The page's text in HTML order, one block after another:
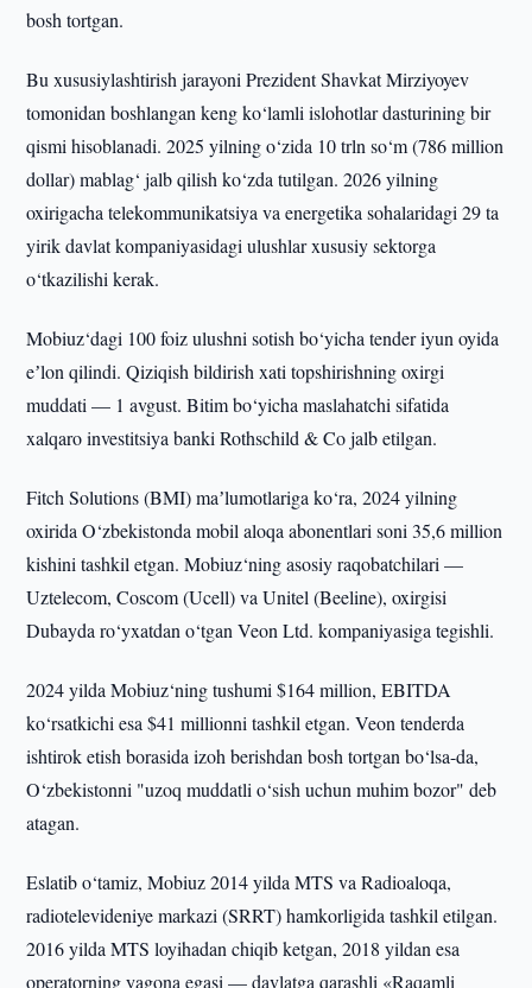
bosh tortgan.
Bu xususiylashtirish jarayoni Prezident Shavkat Mirziyoyev
tomonidan boshlangan keng ko‘lamli islohotlar dasturining bir
qismi hisoblanadi. 2025 yilning o‘zida 10 trln so‘m (786 million
dollar) mablag‘ jalb qilish ko‘zda tutilgan. 2026 yilning
oxirigacha telekommunikatsiya va energetika sohalaridagi 29 ta
yirik davlat kompaniyasidagi ulushlar xususiy sektorga
o‘tkazilishi kerak.
Mobiuz‘dagi 100 foiz ulushni sotish bo‘yicha tender iyun oyida
eʼlon qilindi. Qiziqish bildirish xati topshirishning oxirgi
muddati — 1 avgust. Bitim bo‘yicha maslahatchi sifatida
xalqaro investitsiya banki Rothschild & Co jalb etilgan.
Fitch Solutions (BMI) maʼlumotlariga ko‘ra, 2024 yilning
oxirida O‘zbekistonda mobil aloqa abonentlari soni 35,6 million
kishini tashkil etgan. Mobiuz‘ning asosiy raqobatchilari —
Uztelecom, Coscom (Ucell) va Unitel (Beeline), oxirgisi
Dubayda ro‘yxatdan o‘tgan Veon Ltd. kompaniyasiga tegishli.
2024 yilda Mobiuz‘ning tushumi $164 million, EBITDA
ko‘rsatkichi esa $41 millionni tashkil etgan. Veon tenderda
ishtirok etish borasida izoh berishdan bosh tortgan bo‘lsa-da,
O‘zbekistonni "uzoq muddatli o‘sish uchun muhim bozor" deb
atagan.
Eslatib o‘tamiz, Mobiuz 2014 yilda MTS va Radioaloqa,
radiotelevideniye markazi (SRRT) hamkorligida tashkil etilgan.
2016 yilda MTS loyihadan chiqib ketgan, 2018 yildan esa
operatorning yagona egasi — davlatga qarashli «Raqamli